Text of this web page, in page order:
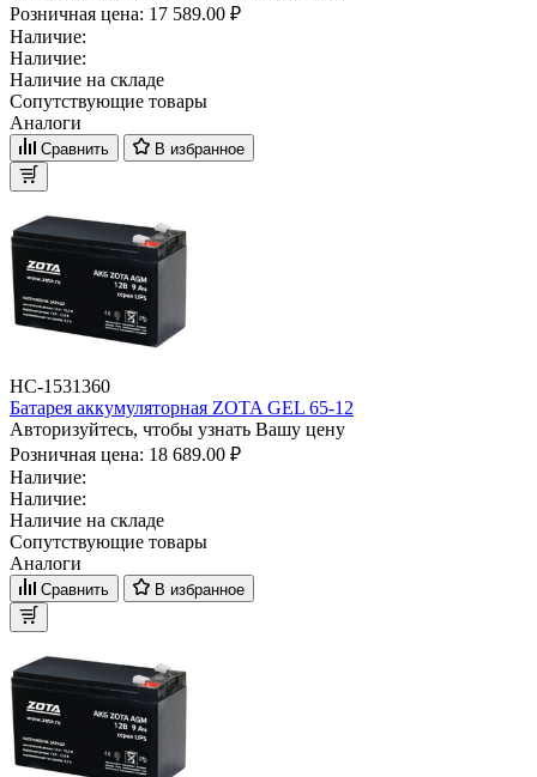
Розничная цена: 17 589.00 ₽
Наличие:
Наличие:
Наличие на складе
Сопутствующие товары
Аналоги
Сравнить В избранное
НС-1531360
Батарея аккумуляторная ZOTA GEL 65-12
Авторизуйтесь, чтобы узнать Вашу цену
Розничная цена: 18 689.00 ₽
Наличие:
Наличие:
Наличие на складе
Сопутствующие товары
Аналоги
Сравнить В избранное